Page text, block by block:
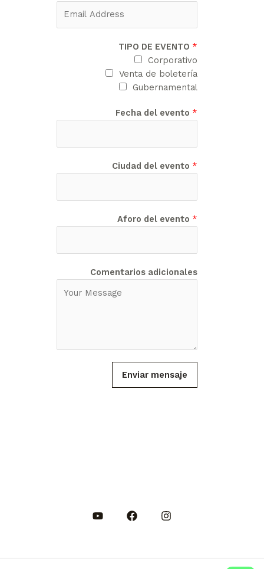
TIPO DE EVENTO *
Corporativo
Venta de boletería
Gubernamental
Fecha del evento *
Ciudad del evento *
Aforo del evento *
Comentarios adicionales
Enviar mensaje